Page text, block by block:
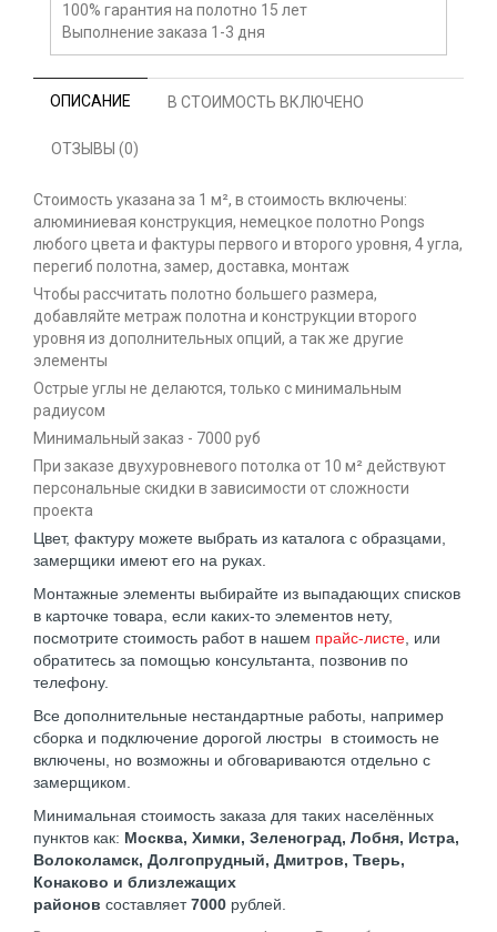
100% гарантия на полотно 15 лет
Выполнение заказа 1-3 дня
ОПИСАНИЕ В СТОИМОСТЬ ВКЛЮЧЕНО
ОТЗЫВЫ (0)
Стоимость указана за 1 м², в стоимость включены:
алюминиевая конструкция, немецкое полотно Pongs
любого цвета и фактуры первого и второго уровня, 4 угла,
перегиб полотна, замер, доставка, монтаж
Чтобы рассчитать полотно большего размера,
добавляйте метраж полотна и конструкции второго
уровня из дополнительных опций, а так же другие
элементы
Острые углы не делаются, только с минимальным
радиусом
Минимальный заказ - 7000 руб
При заказе двухуровневого потолка от 10 м² действуют
персональные скидки в зависимости от сложности
проекта
Цвет, фактуру можете выбрать из каталога с образцами,
замерщики имеют его на руках.
Монтажные элементы выбирайте из выпадающих списков
в карточке товара, если каких-то элементов нету,
посмотрите стоимость работ в нашем прайс-листе, или
обратитесь за помощью консультанта, позвонив по
телефону.
Все дополнительные нестандартные работы, например
сборка и подключение дорогой люстры в стоимость не
включены, но возможны и обговариваются отдельно с
замерщиком.
Минимальная стоимость заказа для таких населённых
пунктов как: Москва, Химки, Зеленоград, Лобня, Истра,
Волоколамск, Долгопрудный, Дмитров, Тверь,
Конаково и близлежащих
районов составляет7000 рублей.